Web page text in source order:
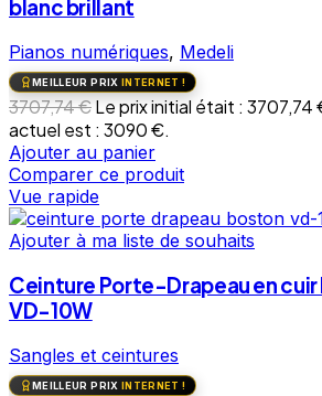
blanc brillant
Pianos numériques, Medeli
MEILLEUR PRIX INTERNET !
3707,74€Le prix initial était : 3707,74
actuel est : 3090 €.
Ajouter au panier
Comparer ce produit
Vue rapide
Ajouter à ma liste de souhaits
Ceinture Porte-Drapeau en cuir
VD-10W
Sangles et ceintures
MEILLEUR PRIX INTERNET !